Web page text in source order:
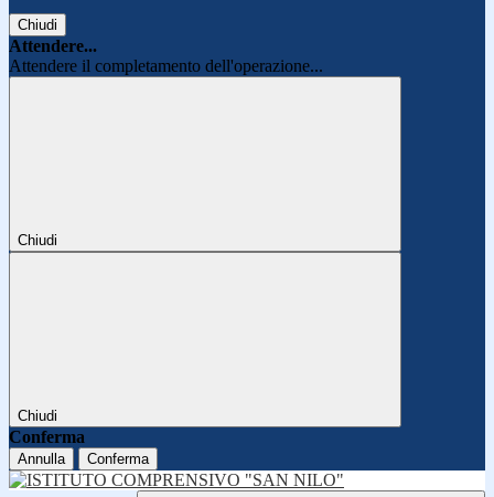
Chiudi
Attendere...
Attendere il completamento dell'operazione...
Chiudi
Chiudi
Conferma
Annulla Conferma